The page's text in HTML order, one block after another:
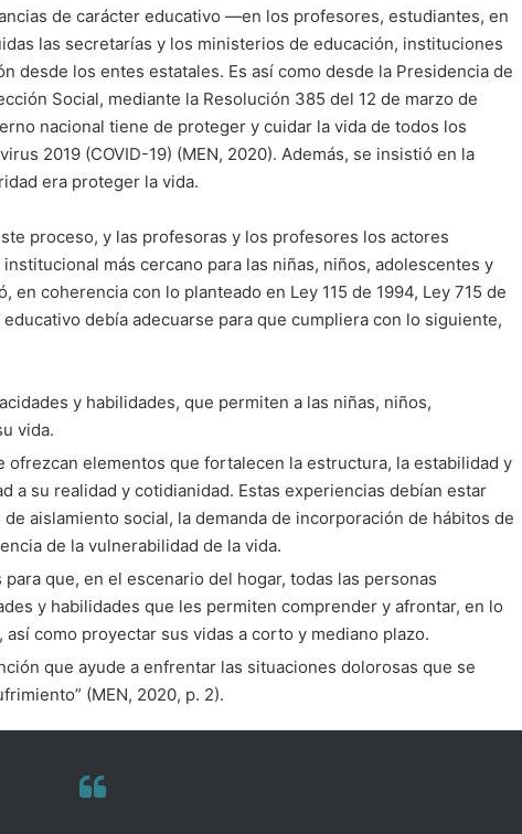
de carácter educativo —en los profesores, estudiantes, en
las secretarías y los ministerios de educación, instituciones
desde los entes estatales. Es así como desde la Presidencia de
Social, mediante la Resolución 385 del 12 de marzo de
nacional tiene de proteger y cuidar la vida de todos los
2019 (COVID-19) (MEN, 2020). Además, se insistió en la
era proteger la vida.
proceso, y las profesoras y los profesores los actores
más cercano para las niñas, niños, adolescentes y
en coherencia con lo planteado en Ley 115 de 1994, Ley 715 de
debía adecuarse para que cumpliera con lo siguiente,
y habilidades, que permiten a las niñas, niños,
vida.
ofrezcan elementos que fortalecen la estructura, la estabilidad y
a su realidad y cotidianidad. Estas experiencias debían estar
aislamiento social, la demanda de incorporación de hábitos de
de la vulnerabilidad de la vida.
que, en el escenario del hogar, todas las personas
y habilidades que les permiten comprender y afrontar, en lo
como proyectar sus vidas a corto y mediano plazo.
que ayude a enfrentar las situaciones dolorosas que se
(MEN, 2020, p. 2).